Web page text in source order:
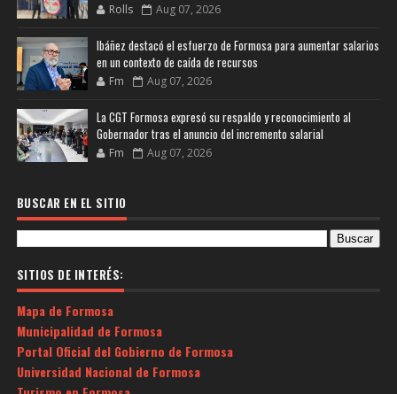
Rolls Aug 07, 2026
Ibáñez destacó el esfuerzo de Formosa para aumentar salarios
en un contexto de caída de recursos
Fm Aug 07, 2026
La CGT Formosa expresó su respaldo y reconocimiento al
Gobernador tras el anuncio del incremento salarial
Fm Aug 07, 2026
BUSCAR EN EL SITIO
SITIOS DE INTERÉS:
Mapa de Formosa
Municipalidad de Formosa
Portal Oficial del Gobierno de Formosa
Universidad Nacional de Formosa